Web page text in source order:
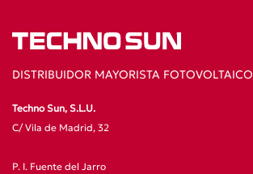
DISTRIBUIDOR MAYORISTA FOTOVOLTAICO
Techno Sun, S.L.U.
C/ Vila de Madrid, 32
P. I. Fuente del Jarro